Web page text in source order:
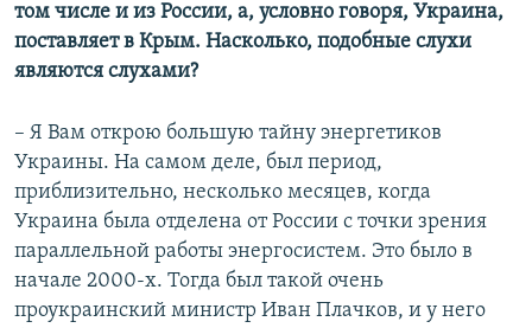
том числе и из России, а, условно говоря, Украина,
поставляет в Крым. Насколько, подобные слухи
являются слухами?
– Я Вам открою большую тайну энергетиков
Украины. На самом деле, был период,
приблизительно, несколько месяцев, когда
Украина была отделена от России с точки зрения
параллельной работы энергосистем. Это было в
начале 2000-х. Тогда был такой очень
проукраинский министр Иван Плачков, и у него